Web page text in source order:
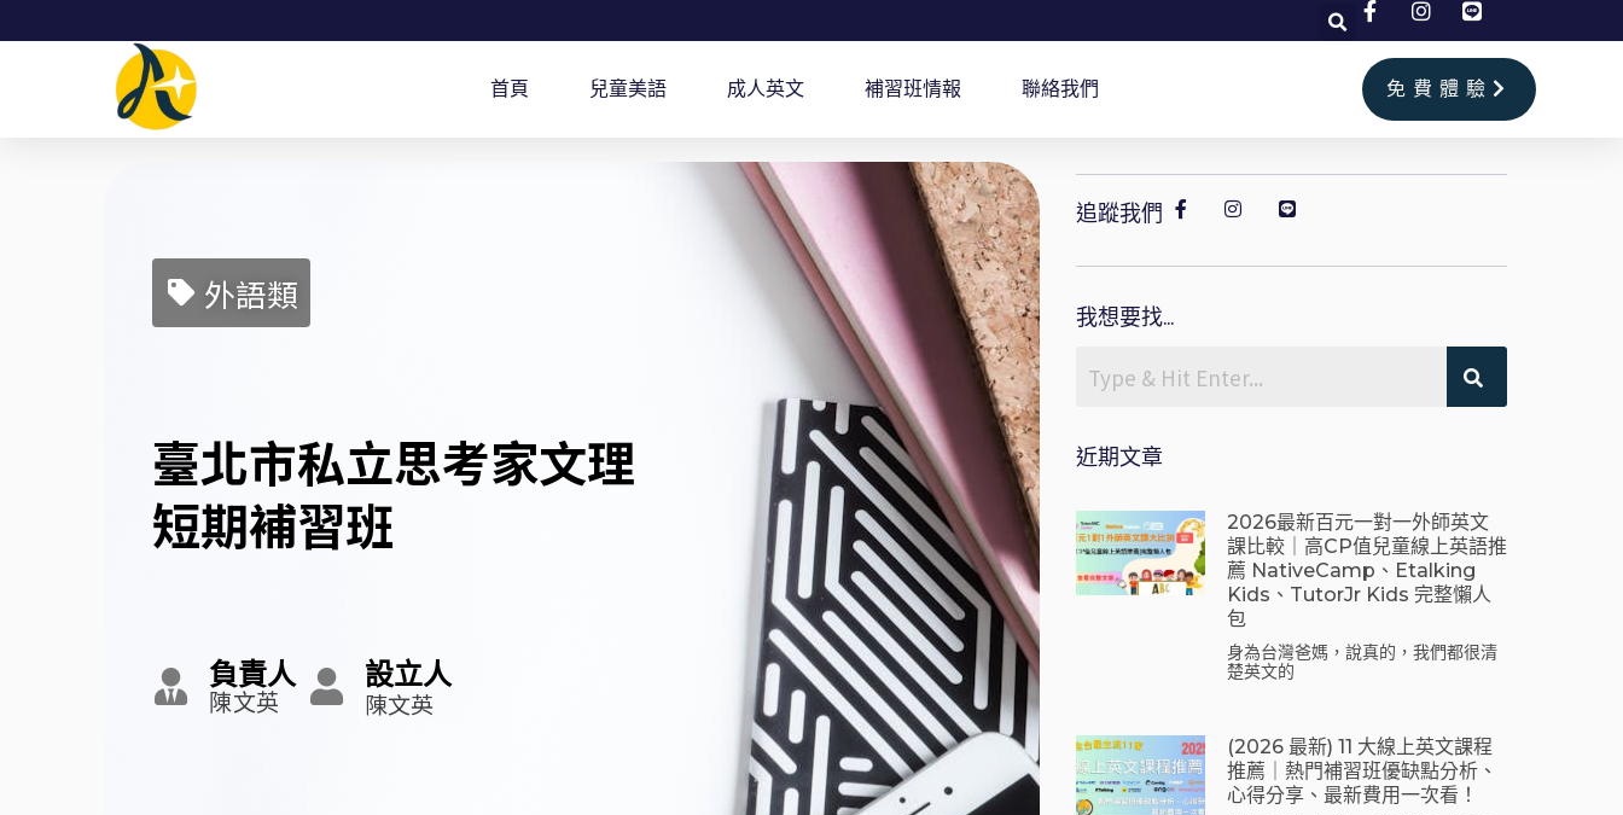
首頁 兒童美語 成人英文 補習班情報 聯絡我們 免費體驗
外語類
臺北市私立思考家文理
短期補習班
負責人
陳文英
設立人
陳文英
追蹤我們
我想要找...
近期文章
2026最新百元一對一外師英文
課比較｜高CP值兒童線上英語推
薦 NativeCamp、Etalking
Kids、tutorJr Kids 完整懶人
包
身為台灣爸媽，說真的，我們都很清
楚英文的
(2026 最新) 11 大線上英文課程
推薦｜熱門補習班優缺點分析、
心得分享、最新費用一次看！